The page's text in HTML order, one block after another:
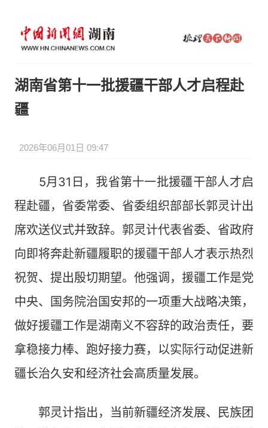
湖南省第十一批援疆干部人才启程赴
疆
2026年06月01日 09:47
5月31日，我省第十一批援疆干部人才启
程赴疆，省委常委、省委组织部部长郭灵计出
席欢送仪式并致辞。郭灵计代表省委、省政府
向即将奔赴新疆履职的援疆干部人才表示热烈
祝贺、提出殷切期望。他强调，援疆工作是党
中央、国务院治国安邦的一项重大战略决策，
做好援疆工作是湖南义不容辞的政治责任，要
拿稳接力棒、跑好接力赛，以实际行动促进新
疆长治久安和经济社会高质量发展。
郭灵计指出，当前新疆经济发展、民族团